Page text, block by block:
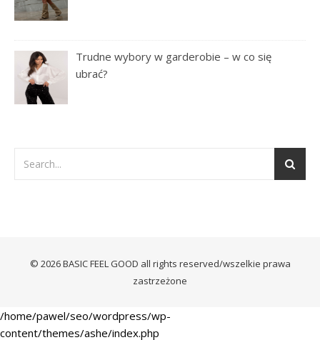
Trudne wybory w garderobie – w co się
ubrać?
© 2026 BASIC FEEL GOOD all rights reserved/wszelkie prawa
zastrzeżone
/home/pawel/seo/wordpress/wp-
content/themes/ashe/index.php